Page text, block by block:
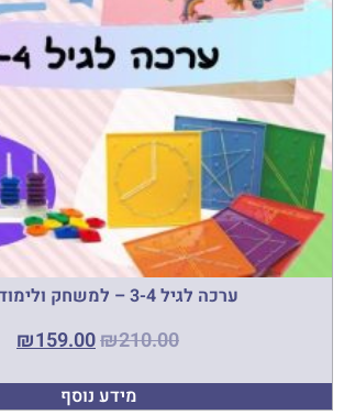
ערכה לגיל 3-4 – למשחק ולימוד בבית
₪210.00
₪159.00
מידע נוסף